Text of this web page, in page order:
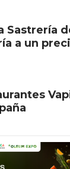
Sastrería
a un